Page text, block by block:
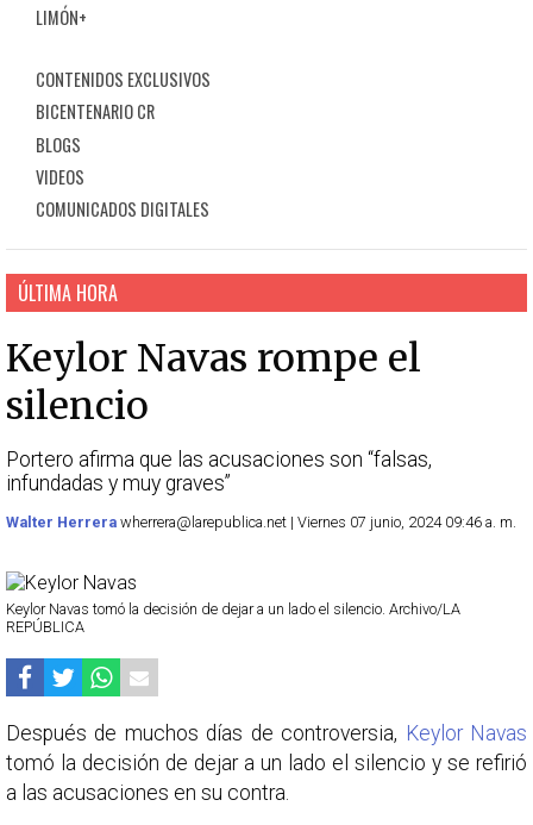
LIMÓN+
CONTENIDOS EXCLUSIVOS
BICENTENARIO CR
BLOGS
VIDEOS
COMUNICADOS DIGITALES
ÚLTIMA HORA
Keylor Navas rompe el
silencio
Portero afirma que las acusaciones son “falsas,
infundadas y muy graves”
Walter Herrera wherrera@larepublica.net | Viernes 07 junio, 2024 09:46 a. m.
Keylor Navas tomó la decisión de dejar a un lado el silencio. Archivo/LA
REPÚBLICA
Después de muchos días de controversia, Keylor Navas
tomó la decisión de dejar a un lado el silencio y se refirió
a las acusaciones en su contra.